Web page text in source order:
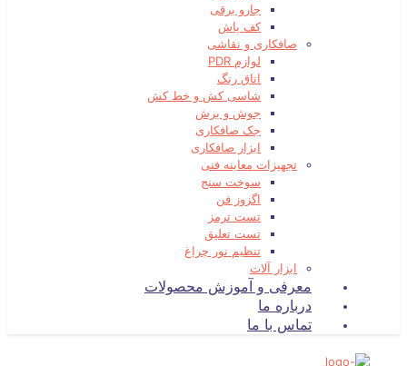
جارو برقی
کف پاش
صافکاری و نقاشی
لوازم PDR
اتاق رنگ
شاسی کش و خط کش
جوش و برش
جک صافکاری
ابزار صافکاری
تجهیزات معاینه فنی
سوخت سنج
اگزوز فن
تست ترمز
تست تعلیق
تنظیم نور چراغ
ابزار آلات
معرفی و آموزش محصولات
درباره ما
تماس با ما